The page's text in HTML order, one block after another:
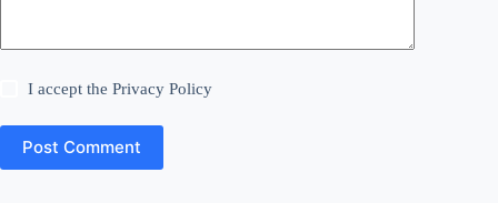
I accept thePrivacy Policy
Post Comment